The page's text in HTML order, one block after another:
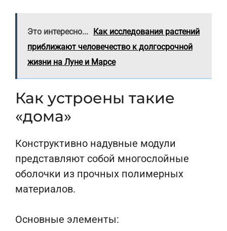
Это интересно... Как исследования растений
приближают человечество к долгосрочной
жизни на Луне и Марсе
Как устроены такие
«дома»
Конструктивно надувные модули
представляют собой многослойные
оболочки из прочных полимерных
материалов.
Основные элементы: